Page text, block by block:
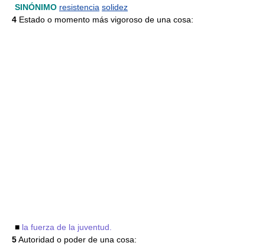
SINÓNIMO resistencia solidez
4 Estado o momento más vigoroso de una cosa:
■ la fuerza de la juventud.
5Autoridad o poder de una cosa: